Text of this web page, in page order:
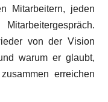
Mitarbeitern, jeden
von der Vision
warum er glaubt,
erreichen